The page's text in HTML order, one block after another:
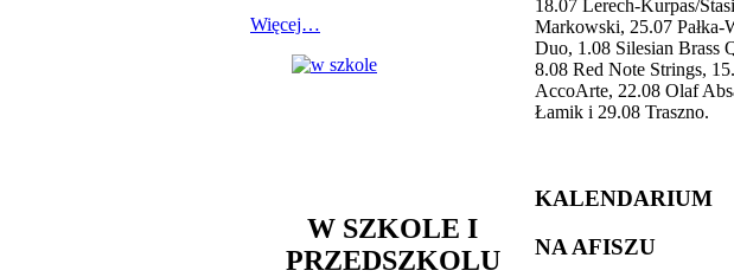
Więcej…
W SZKOLE I
PRZEDSZKOLU
18.07 Lerech-Kurpas/
Markowski, 25.07 Pałka-
Duo, 1.08 Silesian Brass
8.08 Red Note Strings,
AccoArte, 22.08 Olaf
Łamik i 29.08 Traszno.
KALENDARIUM
NA AFISZU